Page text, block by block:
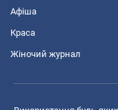
Афіша
Краса
Жіночий журнал